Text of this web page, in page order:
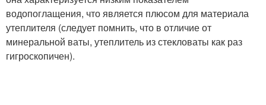
водопоглащения, что является плюсом для материала
утеплителя (следует помнить, что в отличие от
минеральной ваты, утеплитель из стекловаты как раз
гигроскопичен).